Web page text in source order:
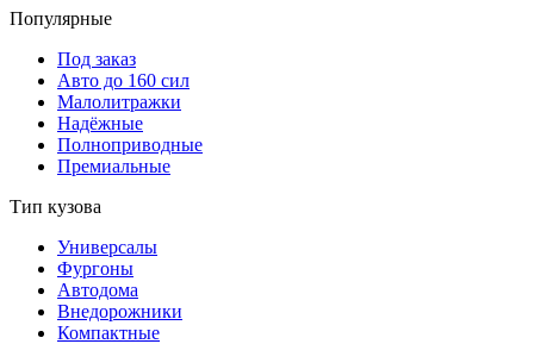
Популярные
Под заказ
Авто до 160 сил
Малолитражки
Надёжные
Полноприводные
Премиальные
Тип кузова
Универсалы
Фургоны
Автодома
Внедорожники
Компактные